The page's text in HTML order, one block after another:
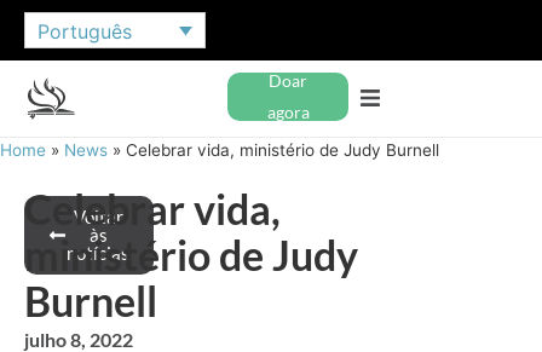
Português
Doar
agora
Home » News » Celebrar vida, ministério de Judy Burnell
Voltar
às
notícias
Celebrar vida,
ministério de Judy
Burnell
julho 8, 2022